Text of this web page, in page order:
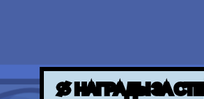
% НАГРАДЫ ЗА